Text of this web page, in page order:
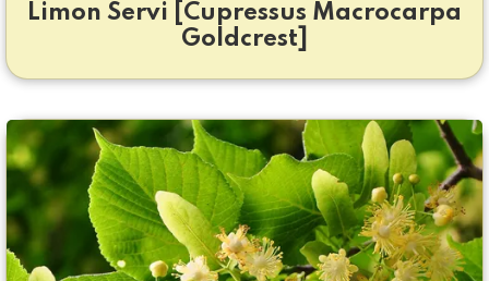
Limon Servi [Cupressus Macrocarpa
Goldcrest]